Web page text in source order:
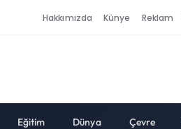
Hakkımızda Künye Reklam
Eğitim Dünya Çevre